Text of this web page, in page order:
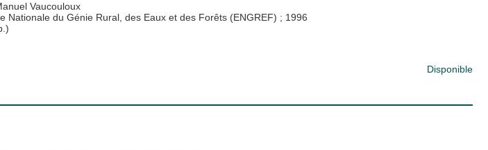
Vaucouloux
Nationale du Génie Rural, des Eaux et des Forêts (ENGREF) ; 1996
Disponible